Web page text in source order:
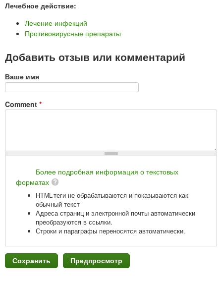
Лечебное действие:
Лечение инфекций
Противовирусные препараты
Добавить отзыв или комментарий
Ваше имя
Comment *
Более подробная информация о текстовых
форматах
HTML-теги не обрабатываются и показываются как
обычный текст
Адреса страниц и электронной почты автоматически
преобразуются в ссылки.
Строки и параграфы переносятся автоматически.